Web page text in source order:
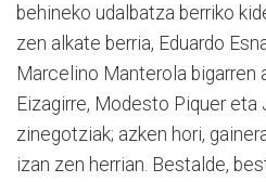
behineko udalbatza berriko
zen alkate berria, Eduardo
Marcelino Manterola bigarren
Eizagirre, Modesto Piquer eta
zinegotziak; azken hori,
izan zen herrian. Bestalde,